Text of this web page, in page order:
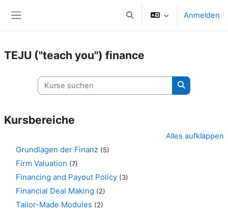
Sucheingabe umschalten
Anmelden
TEJU ("teach you") finance
Kurse suchen
Kurse
Kursbereiche
Alles aufklappen
Grundlagen der Finanz (5)
Firm Valuation (7)
Financing and Payout Policy (3)
Financial Deal Making (2)
Tailor-Made Modules (2)